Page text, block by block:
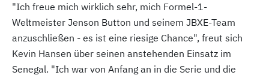
"Ich freue mich wirklich sehr, mich Formel-1-
Weltmeister Jenson Button und seinem JBXE-Team
anzuschließen - es ist eine riesige Chance", freut sich
Kevin Hansen über seinen anstehenden Einsatz im
Senegal. "Ich war von Anfang an in die Serie und die